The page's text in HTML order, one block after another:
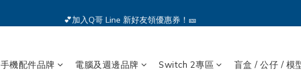
🔥iPhone 17 全系列熱銷中🔥點我購買 — !
💕加入Q哥 Line 新好友領優惠券！🎫
手機配件品牌 電腦及週邊品牌 Switch 2專區 盲盒 / 公仔 / 模